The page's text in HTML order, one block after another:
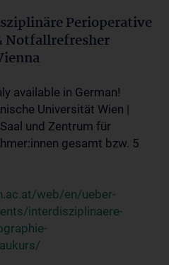
Perioperative
Notfallrefresher
available in German!
Universität Wien |
und Zentrum für
gesamt bzw. 5
web/en/ueber-
interdisziplinaere-